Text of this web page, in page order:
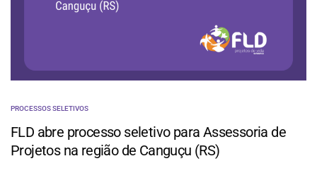
PROCESSOS SELETIVOS
FLD abre processo seletivo para Assessoria de
Projetos na região de Canguçu (RS)